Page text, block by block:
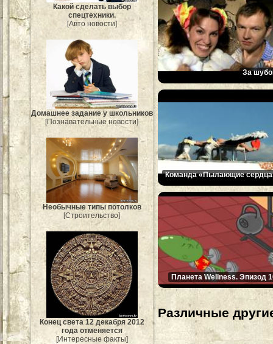
Какой сделать выбор
спецтехники.
[Авто новости]
Домашнее задание у школьников
[Познавательные новости]
Необычные типы потолков
[Строительство]
Конец света 12 декабря 2012
года отменяется
[Интересные факты]
За
Команда «Пылающие
Планета Wellness. Эпизод
Различные